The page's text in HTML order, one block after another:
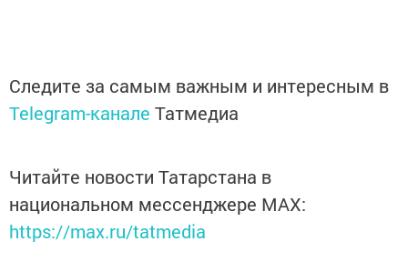
Следите за самым важным и интересным в
Telegram-канале Татмедиа
Читайте новости Татарстана в
национальном мессенджере MАХ:
https://max.ru/tatmedia